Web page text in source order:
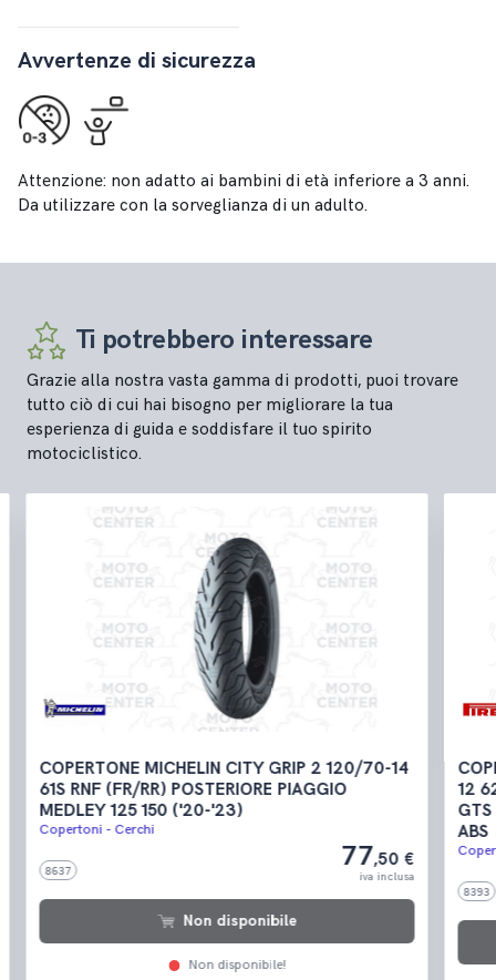
Avvertenze di sicurezza
Attenzione: non adatto ai bambini di età inferiore a 3 anni.
Da utilizzare con la sorveglianza di un adulto.
Ti potrebbero interessare
Grazie alla nostra vasta gamma di prodotti, puoi trovare
tutto ciò di cui hai bisogno per migliorare la tua
esperienza di guida e soddisfare il tuo spirito
motociclistico.
COPERTONE MICHELIN CITY GRIP 2 120/70-14
61S RNF (FR/RR) POSTERIORE PIAGGIO
MEDLEY 125 150 ('20-'23)
Copertoni - Cerchi
8637 77,50 €
iva inclusa
Non disponibile
Non disponibile!
12
ABS
8393